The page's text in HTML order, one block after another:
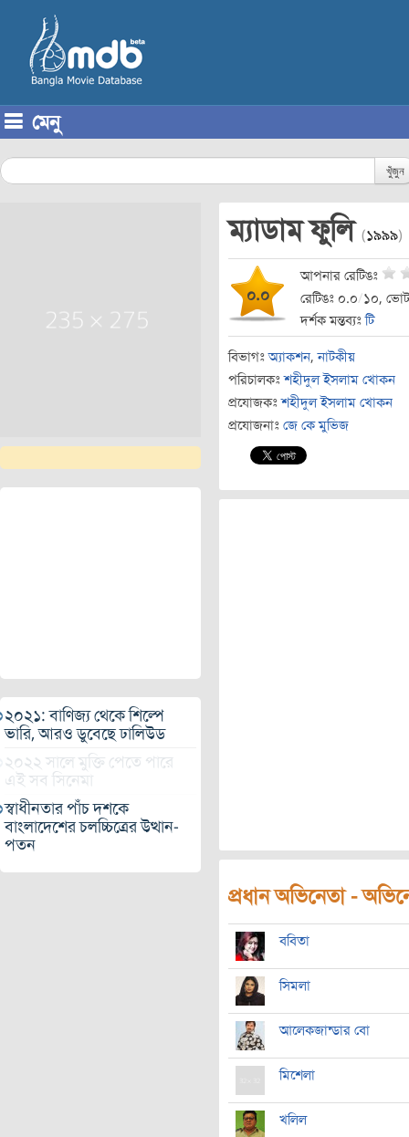
মেনু
খুঁজুন
২০২১: বাণিজ্য থেকে শিল্পে
ভারি, আরও ডুবেছে ঢালিউড
২০২২ সালে মুক্তি পেতে পারে
এই সব সিনেমা
স্বাধীনতার পাঁচ দশকে
বাংলাদেশের চলচ্চিত্রের উত্থান-
পতন
ম্যাডাম ফুলি (১৯৯৯)
০.০
আপনার রেটিঙঃ
রেটিঙঃ ০.০/১০,
দর্শক মন্তব্যঃটি
বিভাগঃ অ্যাকশন,নাটকীয়
পরিচালকঃ শহীদুল ইসলাম খোকন
প্রযোজকঃ শহীদুল ইসলাম খোকন
প্রযোজনাঃ জে কে মুভিজ
প্রধান অভিনেতা -
ববিতা
সিমলা
আলেকজান্ডার বো
মিশেলা
খলিল